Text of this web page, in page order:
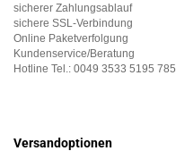
sicherer Zahlungsablauf
sichere SSL-Verbindung
Online Paketverfolgung
Kundenservice/Beratung
Hotline Tel.: 0049 3533 5195 785
Versandoptionen